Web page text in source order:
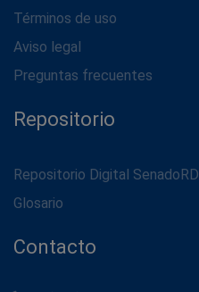
Términos de uso
Aviso legal
Preguntas frecuentes
Repositorio
Repositorio Digital SenadoRD
Glosario
Contacto